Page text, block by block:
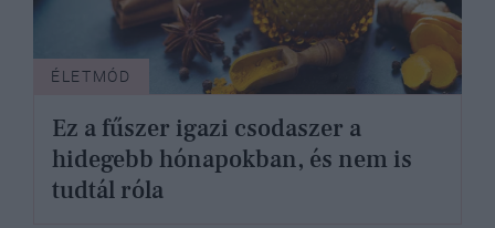
ÉLETMÓD
Ez a fűszer igazi csodaszer a
hidegebb hónapokban, és nem is
tudtál róla